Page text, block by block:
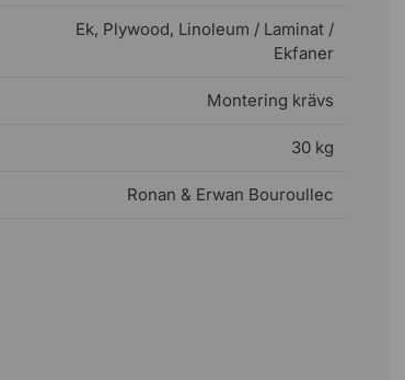
Ek, Plywood, Linoleum / Laminat /
Ekfaner
Montering krävs
30 kg
Ronan & Erwan Bouroullec